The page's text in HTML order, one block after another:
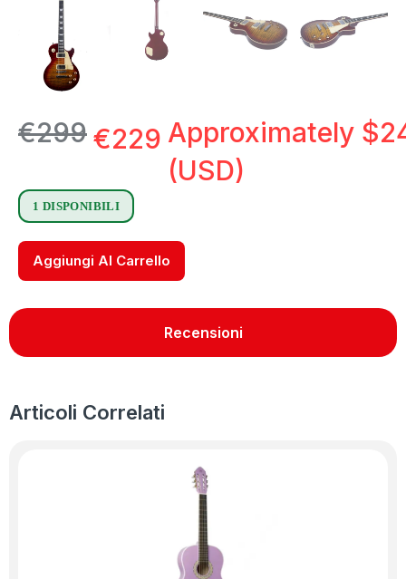
€299€229 Approximately $
(USD)
1 DISPONIBILI
Aggiungi Al Carrello
Recensioni
Articoli Correlati